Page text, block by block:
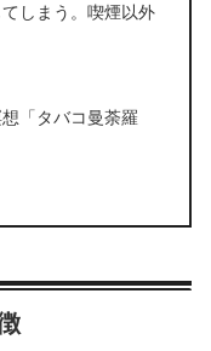
しまう。喫煙以外
「タバコ曼荼羅